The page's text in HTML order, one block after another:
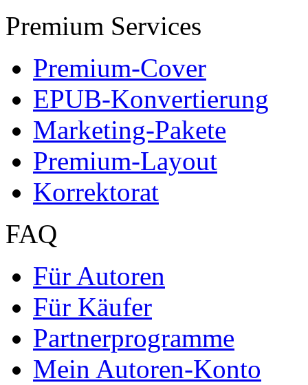
Premium Services
Premium-Cover
EPUB-Konvertierung
Marketing-Pakete
Premium-Layout
Korrektorat
FAQ
Für Autoren
Für Käufer
Partnerprogramme
Mein Autoren-Konto